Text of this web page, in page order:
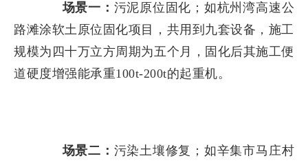
场景一： 污泥原位固化；如杭州湾高速公
路滩涂软土原位固化项目，共用到九套设备，施工
规模为四十万立方周期为五个月，固化后其施工便
道硬度增强能承重100t-200t的起重机。
场景二： 污染土壤修复；如辛集市马庄村